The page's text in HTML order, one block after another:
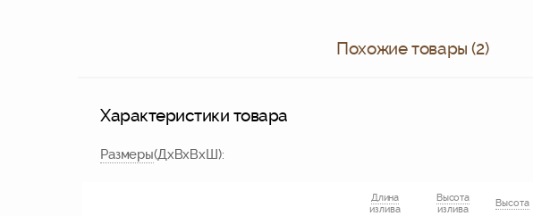
Похожие товары (2)
Характеристики товара
Размеры(ДхВхВхШ):
Длина
излива
Высота
излива
Высота